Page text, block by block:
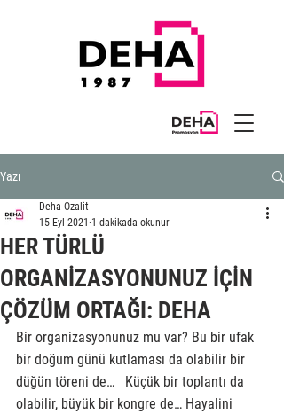
Yazı
HER TÜRLÜ
ORGANİZASYONUNUZ İÇİN
ÇÖZÜM ORTAĞI: DEHA
Deha Ozalit
15 Eyl 2021 1 dakikada okunur
Bir organizasyonunuz mu var? Bu bir ufak
bir doğum günü kutlaması da olabilir bir
düğün töreni de…   Küçük bir toplantı da
olabilir, büyük bir kongre de… Hayalini